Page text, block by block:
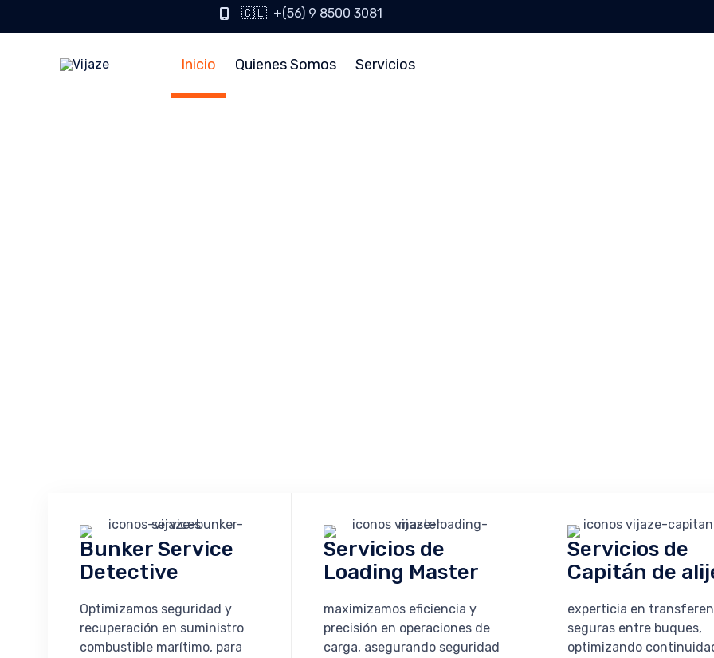
🇨🇱 +(56) 9 8500 3081
Inicio Quienes Somos Servicios
Bunker Service
Detective
Optimizamos seguridad y
recuperación en suministro
combustible marítimo, para
Servicios de
Loading Master
maximizamos eficiencia y
precisión en operaciones de
carga, asegurando seguridad
Servicios de
Capitán de
experticia en
seguras entre buques,
optimizando